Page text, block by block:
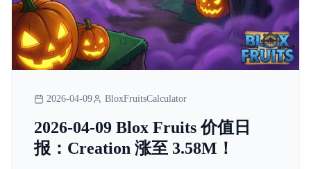
2026-04-09 BloxFruitsCalculator
2026-04-09 Blox Fruits 价值日
报：Creation 涨至 3.58M！